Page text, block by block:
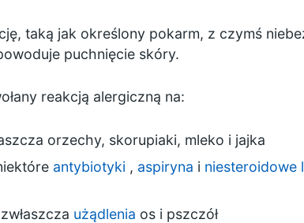
taką jak określony pokarm, z czymś
puchnięcie skóry.
reakcją alergiczną na:
orzechy, skorupiaki, mleko i jajka
antybiotyki , aspiryna i niesteroidowe
użądlenia os i pszczół